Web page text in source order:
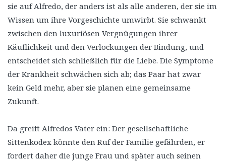
sie auf Alfredo, der anders ist als alle anderen, der sie im
Wissen um ihre Vorgeschichte umwirbt. Sie schwankt
zwischen den luxuriösen Vergnügungen ihrer
Käuflichkeit und den Verlockungen der Bindung, und
entscheidet sich schließlich für die Liebe. Die Symptome
der Krankheit schwächen sich ab; das Paar hat zwar
kein Geld mehr, aber sie planen eine gemeinsame
Zukunft.
Da greift Alfredos Vater ein: Der gesellschaftliche
Sittenkodex könnte den Ruf der Familie gefährden, er
fordert daher die junge Frau und später auch seinen